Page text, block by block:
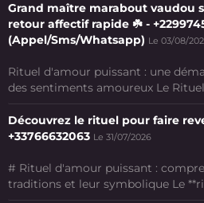
Grand maître marabout vaudou
retour affectif rapide ☘️ -
(Appel/Sms/Whatsapp) Le 03/08/
Rituel d'amour puissant : une
des sentiments amoureux Le
Découvrez le rituel pour faire
+33766632063 Le 31/07/2026
# Rituel d'amour puissant :
traditions et leur symbolique Le